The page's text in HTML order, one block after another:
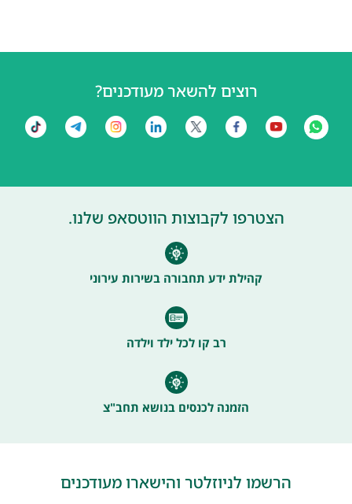
רוצים להשאר מעודכנים?
הצטרפו לקבוצות הווטסאפ שלנו.
קהילת ידע תחבורה בשירות עירוני
רב קו לכל ילד וילדה
הזמנה לכנסים בנושא תחב"צ
הרשמו לניוזלטר והישארו מעודכנים